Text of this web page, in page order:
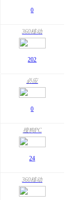
0
360移动
202
必应
0
搜狗PC
24
360移动